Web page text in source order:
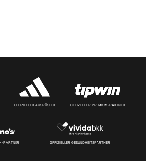
OFFIZIELLER AUSRÜSTER OFFIZIELLER PREMIUM-PARTNER
PARTNER OFFIZIELLER GESUNDHEITSPARTNER